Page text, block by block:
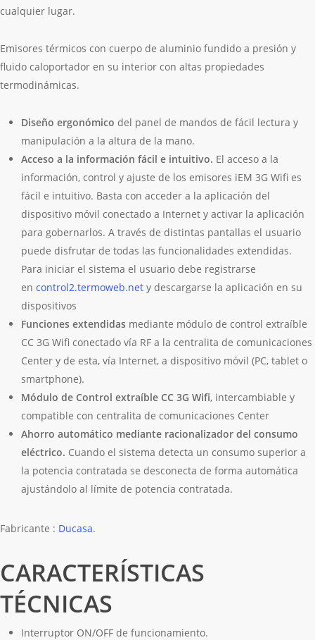
cualquier lugar.
Emisores térmicos con cuerpo de aluminio fundido a presión y
fluido caloportador en su interior con altas propiedades
termodinámicas.
Diseño ergonómico del panel de mandos de fácil lectura y
manipulación a la altura de la mano.
Acceso a la información fácil e intuitivo. El acceso a la
información, control y ajuste de los emisores iEM 3G Wifi es
fácil e intuitivo. Basta con acceder a la aplicación del
dispositivo móvil conectado a Internet y activar la aplicación
para gobernarlos. A través de distintas pantallas el usuario
puede disfrutar de todas las funcionalidades extendidas.
Para iniciar el sistema el usuario debe registrarse
en control2.termoweb.net y descargarse la aplicación en su
dispositivos
Funciones extendidas mediante módulo de control extraíble
CC 3G Wifi conectado vía RF a la centralita de comunicaciones
Center y de esta, vía Internet, a dispositivo móvil (PC, tablet o
smartphone).
Módulo de Control extraíble CC 3G Wifi, intercambiable y
compatible con centralita de comunicaciones Center
Ahorro automático mediante racionalizador del consumo
eléctrico. Cuando el sistema detecta un consumo superior a
la potencia contratada se desconecta de forma automática
ajustándolo al límite de potencia contratada.
Fabricante : Ducasa.
CARACTERÍSTICAS
TÉCNICAS
Interruptor ON/OFF de funcionamiento.